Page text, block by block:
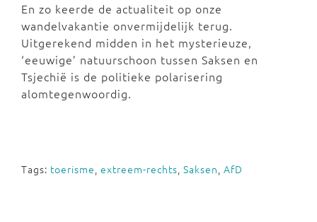
En zo keerde de actualiteit op onze
wandelvakantie onvermijdelijk terug.
Uitgerekend midden in het mysterieuze,
‘eeuwige’ natuurschoon tussen Saksen en
Tsjechië is de politieke polarisering
alomtegenwoordig.
Tags: toerisme, extreem-rechts, Saksen, AfD